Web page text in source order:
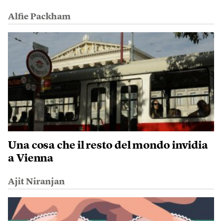
Alfie Packham
Una cosa che il resto del mondo invidia
a Vienna
Ajit Niranjan